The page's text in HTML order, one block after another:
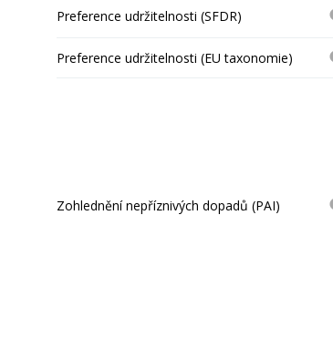
Preference udržitelnosti (SFDR)
Preference udržitelnosti (EU taxonomie)
Zohlednění nepříznivých dopadů (PAI)